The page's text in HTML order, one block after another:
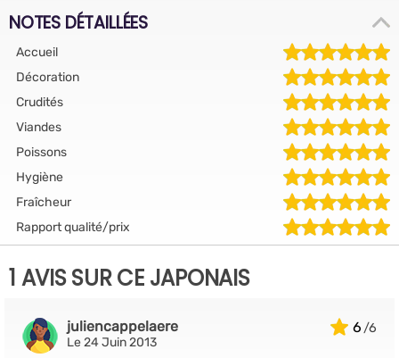
NOTES DÉTAILLÉES
Accueil
Décoration
Crudités
Viandes
Poissons
Hygiène
Fraîcheur
Rapport qualité/prix
1 AVIS SUR CE JAPONAIS
6
juliencappelaere
Le 24 Juin 2013